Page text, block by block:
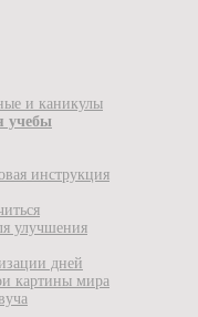
и каникулы
учебы
инструкция
улучшения
дней
картины мира